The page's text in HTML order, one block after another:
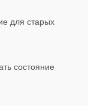
для старых
состояние